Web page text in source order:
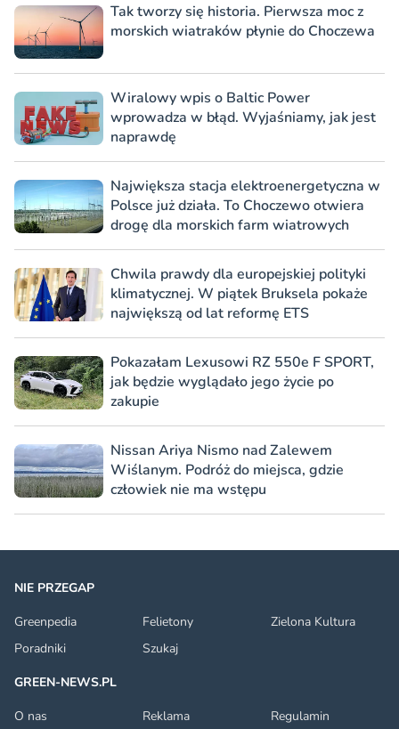
Tak tworzy się historia. Pierwsza moc z
morskich wiatraków płynie do Choczewa
Wiralowy wpis o Baltic Power
wprowadza w błąd. Wyjaśniamy, jak jest
naprawdę
Największa stacja elektroenergetyczna w
Polsce już działa. To Choczewo otwiera
drogę dla morskich farm wiatrowych
Chwila prawdy dla europejskiej polityki
klimatycznej. W piątek Bruksela pokaże
największą od lat reformę ETS
Pokazałam Lexusowi RZ 550e F SPORT,
jak będzie wyglądało jego życie po
zakupie
Nissan Ariya Nismo nad Zalewem
Wiślanym. Podróż do miejsca, gdzie
człowiek nie ma wstępu
NIE PRZEGAP
Greenpedia
Felietony
Zielona Kultura
Poradniki
Szukaj
GREEN-NEWS.PL
O nas
Reklama Regulamin